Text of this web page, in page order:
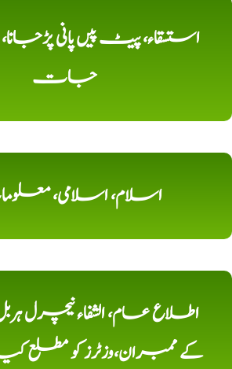
استسقاء، پیٹ پیں پانی
جات
اسلام، اسلامی،
اطلاع عام، الشفاء نیچرل ہربل
کے ممبران،وزٹرز کو مطلع